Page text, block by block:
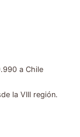
a Chile
la VIII región.